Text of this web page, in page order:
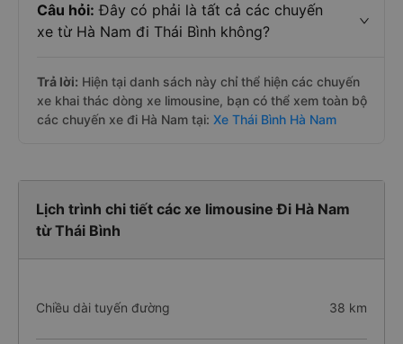
Câu hỏi: Đây có phải là tất cả các chuyến
xe từ Hà Nam đi Thái Bình không?
Trả lời: Hiện tại danh sách này chỉ thể hiện các chuyến
xe khai thác dòng xe limousine, bạn có thể xem toàn bộ
các chuyến xe đi Hà Nam tại: Xe Thái Bình Hà Nam
Lịch trình chi tiết các xe limousine Đi Hà Nam
từ Thái Bình
Chiều dài tuyến đường 38 km